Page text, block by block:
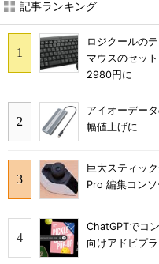
記事ランキング
ロジクールの
マウスのセッ
2980円に
アイオーデー
幅値上げに
巨大スティッ
Pro 編集コン
ChatGPTでコ
向けアドビプ